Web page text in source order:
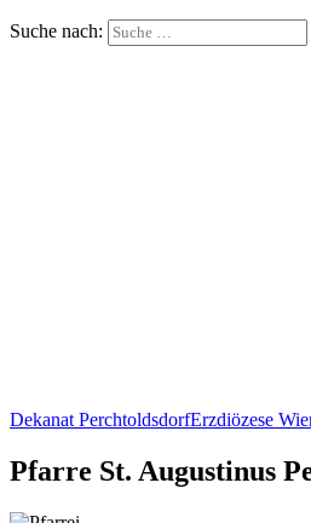
Suche nach:
Dekanat PerchtoldsdorfErzdiözese
Pfarre St. Augustinus